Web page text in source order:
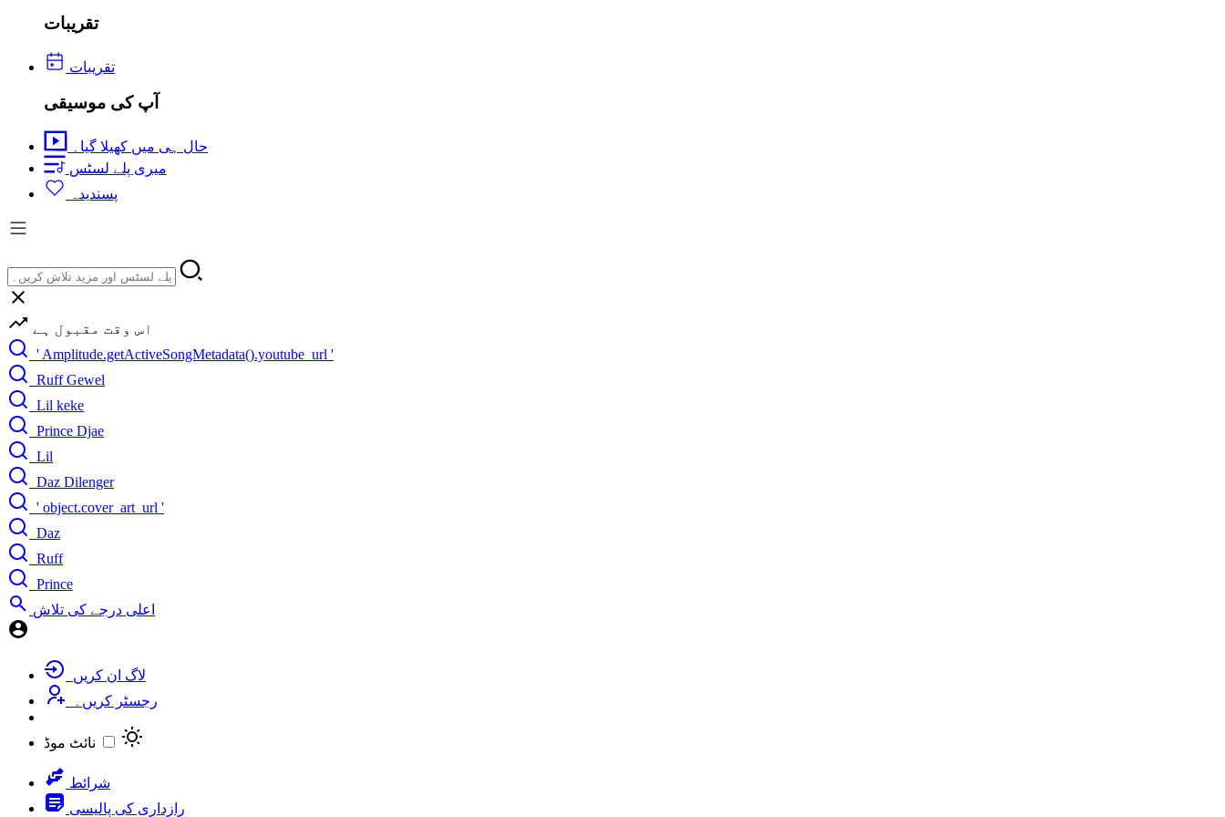
تقریبات
تقریبات
آپ کی موسیقی
حال ہی میں کھیلا گیا۔
میری پلے لسٹس
پسندیدہ
اس وقت مقبول ہے
' Amplitude.getActiveSongMetadata().youtube_url '
Ruff Gewel
Lil keke
Prince Djae
Lil
Daz Dilenger
' object.cover_art_url '
Daz
Ruff
Prince
اعلی درجے کی تلاش
لاگ ان کریں
رجسٹر کریں۔
نائٹ موڈ
شرائط
رازداری کی پالیسی